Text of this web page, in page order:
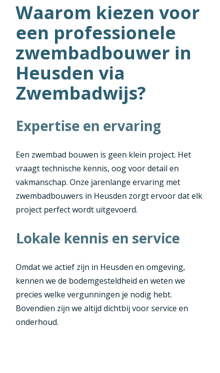
Waarom kiezen voor
een professionele
zwembadbouwer in
Heusden via
Zwembadwijs?
Expertise en ervaring
Een zwembad bouwen is geen klein project. Het
vraagt technische kennis, oog voor detail en
vakmanschap. Onze jarenlange ervaring met
zwembadbouwers in Heusden zorgt ervoor dat elk
project perfect wordt uitgevoerd.
Lokale kennis en service
Omdat we actief zijn in Heusden en omgeving,
kennen we de bodemgesteldheid en weten we
precies welke vergunningen je nodig hebt.
Bovendien zijn we altijd dichtbij voor service en
onderhoud.